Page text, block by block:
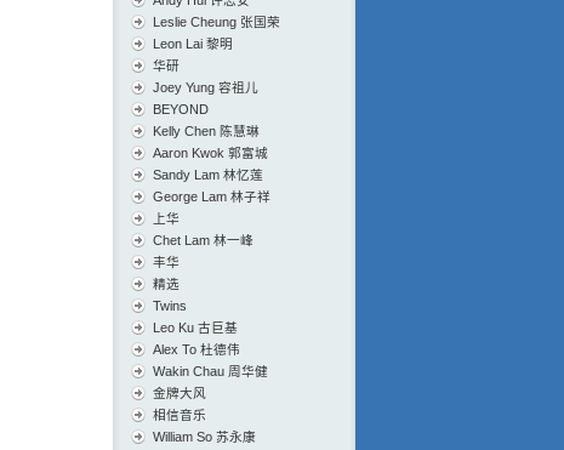
Leslie Cheung 张国荣
Leon Lai 黎明
华研
Joey Yung 容祖儿
BEYOND
Kelly Chen 陈慧琳
Aaron Kwok 郭富城
Sandy Lam 林忆莲
George Lam 林子祥
上华
Chet Lam 林一峰
丰华
精选
Twins
Leo Ku 古巨基
Alex To 杜德伟
Wakin Chau 周华健
金牌大风
相信音乐
William So 苏永康